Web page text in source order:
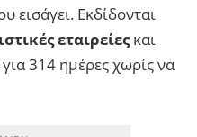
εισάγει. Εκδίδονται
εταιρείεςκαι
314 ημέρες χωρίς να